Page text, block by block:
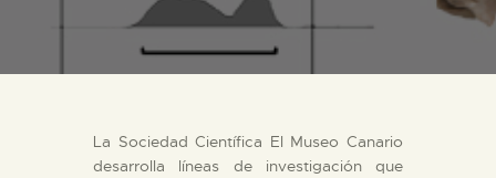
EL MUSEO
COLECCIONES
DIDÁCTICA
La Sociedad Científica El Museo Canario
desarrolla líneas de investigación que